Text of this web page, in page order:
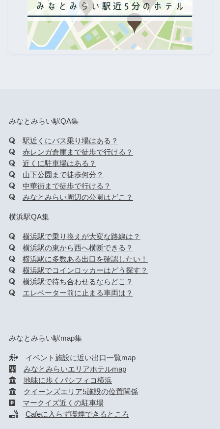
みなとみらい駅QA集
駅近くにバス乗り場はある？
赤レンガ倉庫まで徒歩で行ける？
近くに駐車場はある？
山下公園まで徒歩何分？
中華街まで徒歩で行ける？
みなとみらい周辺の公園はどこ？
横浜駅QA集
横浜駅で乗り換えが大変な路線は？
横浜駅の東から西へ横断できる？
横浜駅に多数ある出口を確認したい！
横浜駅でコインロッカーはどう探す？
横浜駅で待ち合わせるならどこ？
エレベーター前に止まる車両は？
みなとみらい駅map集
イベント施設に近い出口一覧map
みなとみらいエリアホテルmap
地味に歩くパシフィコ横浜
クイーンズエリア5施設の位置関係
マークイズ近くの駐車場
Cafeに入らず喫煙できるところ